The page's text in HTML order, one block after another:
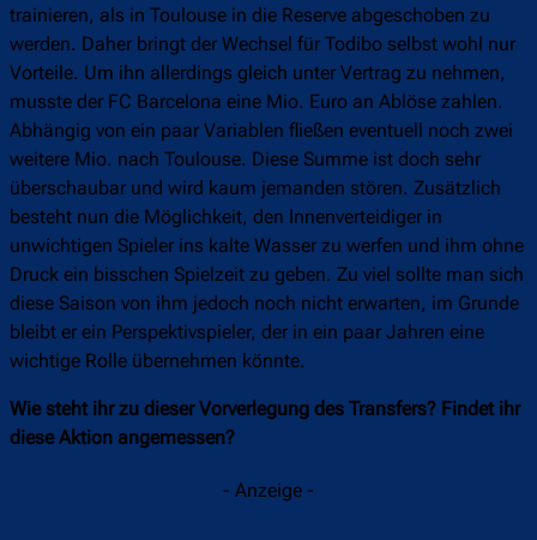
trainieren, als in Toulouse in die Reserve abgeschoben zu
werden. Daher bringt der Wechsel für Todibo selbst wohl nur
Vorteile. Um ihn allerdings gleich unter Vertrag zu nehmen,
musste der FC Barcelona eine Mio. Euro an Ablöse zahlen.
Abhängig von ein paar Variablen fließen eventuell noch zwei
weitere Mio. nach Toulouse. Diese Summe ist doch sehr
überschaubar und wird kaum jemanden stören. Zusätzlich
besteht nun die Möglichkeit, den Innenverteidiger in
unwichtigen Spieler ins kalte Wasser zu werfen und ihm ohne
Druck ein bisschen Spielzeit zu geben. Zu viel sollte man sich
diese Saison von ihm jedoch noch nicht erwarten, im Grunde
bleibt er ein Perspektivspieler, der in ein paar Jahren eine
wichtige Rolle übernehmen könnte.
Wie steht ihr zu dieser Vorverlegung des Transfers? Findet ihr
diese Aktion angemessen?
- Anzeige -